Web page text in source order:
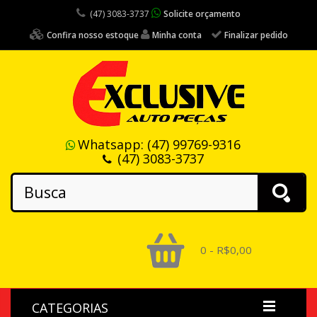
(47) 3083-3737
Solicite orçamento
Confira nosso estoque
Minha conta Finalizar pedido
Whatsapp: (47) 99769-9316
(47) 3083-3737
0 - R$0,00
CATEGORIAS